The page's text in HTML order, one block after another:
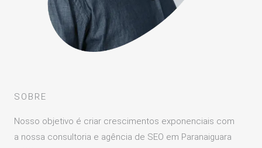
SOBRE
Nosso objetivo é criar crescimentos exponenciais com
a nossa consultoria e agência de SEO em Paranaiguara